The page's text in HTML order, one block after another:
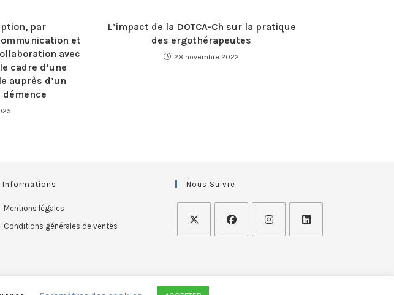
par
et
avec
cadre d’une
auprès d’un
L’impact de la DOTCA-Ch sur la pratique
des ergothérapeutes
28 novembre 2022
Informations
Mentions légales
Conditions générales de ventes
Nous Suivre